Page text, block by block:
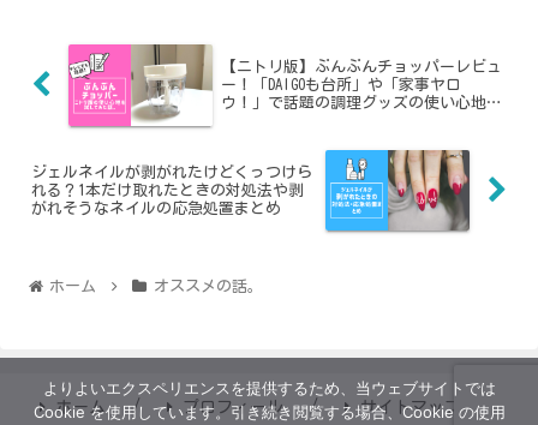
【ニトリ版】ぶんぶんチョッパーレビュ
ー！「DAIGOも台所」や「家事ヤロ
ウ！」で話題の調理グッズの使い心地や
ジェルネイルが剥がれたけどくっつけら
れる？1本だけ取れたときの対処法や剥
がれそうなネイルの応急処置まとめ
ホーム オススメの話。
ホーム プロフィール サイトマップ
よりよいエクスペリエンスを提供するため、当ウェブサイトでは
Cookie を使用しています。引き続き閲覧する場合、Cookie の使用